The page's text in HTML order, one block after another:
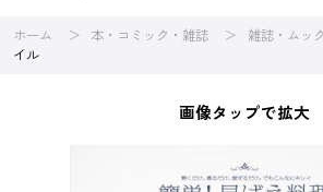
ホーム 本・コミック・雑誌 雑誌・ムック
イル
画像タップで拡大